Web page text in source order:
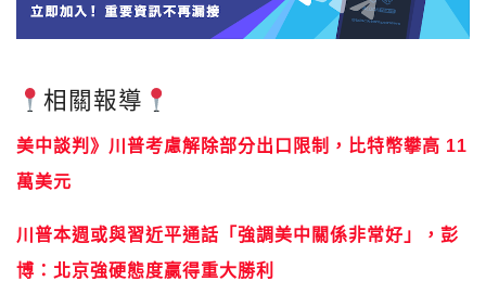
相關報導
美中談判》川普考慮解除部分出口限制，比特幣攀高 11
萬美元
川普本週或與習近平通話「強調美中關係非常好」，彭
博：北京強硬態度贏得重大勝利